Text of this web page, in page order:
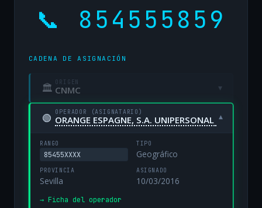
📞 854555859
CADENA DE ASIGNACIÓN
🏛 ORIGEN
CNMC ▾
🟢 OPERADOR (ASIGNATARIO)
ORANGE ESPAGNE, S.A. UNIPERSONAL ▾
RANGO
85455XXXX
TIPO
Geográfico
PROVINCIA
Sevilla
ASIGNADO
10/03/2016
→ Ficha del operador